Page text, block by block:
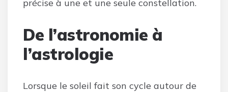
précise à une et une seule constellation.
De l’astronomie à
l’astrologie
Lorsque le soleil fait son cycle autour de